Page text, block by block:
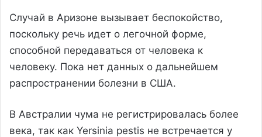
Случай в Аризоне вызывает беспокойство,
поскольку речь идет о легочной форме,
способной передаваться от человека к
человеку. Пока нет данных о дальнейшем
распространении болезни в США.
В Австралии чума не регистрировалась более
века, так как Yersinia pestis не встречается у